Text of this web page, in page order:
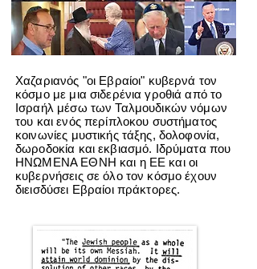
Χαζαριανός "οι Εβραίοι" κυβερνά τον
κόσμο με μια σιδερένια γροθιά από το
Ισραήλ μέσω των Ταλμουδικών νόμων
του και ενός περίπλοκου συστήματος
κοινωνίες μυστικής τάξης, δολοφονία,
δωροδοκία και εκβιασμό. Ιδρύματα που
ΗΝΩΜΕΝΑ ΕΘΝΗ και η ΕΕ και οι
κυβερνήσεις σε όλο τον κόσμο έχουν
διεισδύσει Εβραίοι πράκτορες.